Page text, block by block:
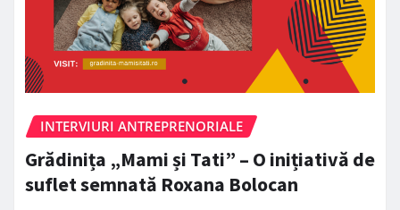
INTERVIURI ANTREPRENORIALE
Grădinița „Mami și Tati” – O inițiativă de
suflet semnată Roxana Bolocan